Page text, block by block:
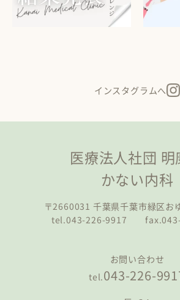
インスタグラムへ
医療法人社団 明
かない内科
〒2660031 千葉県千葉市緑区お
tel.043-226-9917 fax.043-
お問い合わせ
tel.043-226-